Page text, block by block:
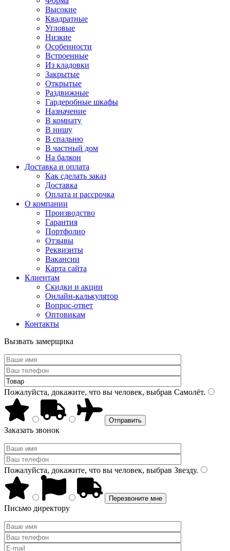
Высокие
Квадратные
Угловые
Низкие
Особенности
Встроенные
Из кладовки
Закрытые
Открытые
Раздвижные
Гардеробные шкафы
Назначение
В комнату
В нишу
В спальню
В частный дом
На балкон
Доставка и оплата
Как сделать заказ
Доставка
Оплата и рассрочка
О компании
Производство
Гарантия
Портфолио
Отзывы
Реквизиты
Вакансии
Карта сайта
Клиентам
Скидки и акции
Онлайн-калькулятор
Вопрос-ответ
Оптовикам
Контакты
Вызвать замерщика
Пожалуйста, докажите, что вы человек, выбрав Самолёт.
Заказать звонок
Пожалуйста, докажите, что вы человек, выбрав Звезду.
Письмо директору